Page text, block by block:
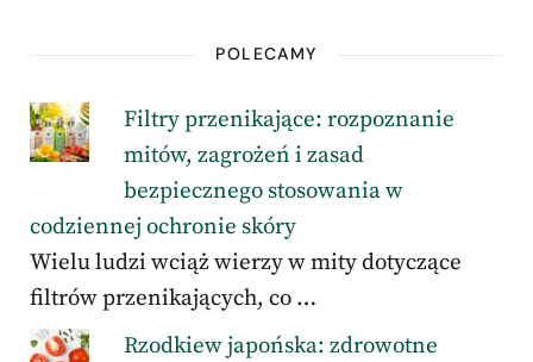
POLECAMY
Filtry przenikające: rozpoznanie
mitów, zagrożeń i zasad
bezpiecznego stosowania w
codziennej ochronie skóry
Wielu ludzi wciąż wierzy w mity dotyczące
filtrów przenikających, co …
Rzodkiew japońska: zdrowotne